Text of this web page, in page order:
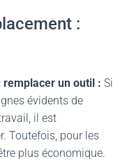
:
un outil : Si
évidents de
il est
Toutefois, pour les
plus économique.